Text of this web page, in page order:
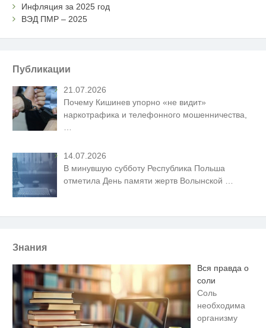
Инфляция за 2025 год
ВЭД ПМР – 2025
Публикации
21.07.2026
Почему Кишинев упорно «не видит»
наркотрафика и телефонного мошенничества,
14.07.2026
В минувшую субботу Республика Польша
отметила День памяти жертв Волынской …
Знания
Вся правда о
соли
Соль
необходима
организму